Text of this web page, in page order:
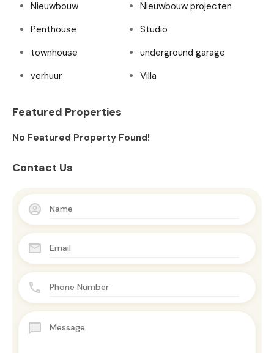
Nieuwbouw
Nieuwbouw projecten
Penthouse
Studio
townhouse
underground garage
verhuur
Villa
Featured Properties
No Featured Property Found!
Contact Us